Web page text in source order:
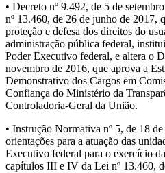
• Decreto nº 9.492, de 5 de
nº 13.460, de 26 de junho de 2017,
proteção e defesa dos direitos do
administração pública federal,
Poder Executivo federal, e altera o
novembro de 2016, que aprova a
Demonstrativo dos Cargos em
Confiança do Ministério da
Controladoria-Geral da União.
• Instrução Normativa nº 5, de 18
orientações para a atuação das
Executivo federal para o exercício
capítulos III e IV da Lei nº 13.460,